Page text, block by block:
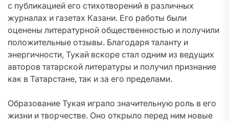
с публикацией его стихотворений в различных
журналах и газетах Казани. Его работы были
оценены литературной общественностью и получили
положительные отзывы. Благодаря таланту и
энергичности, Тукай вскоре стал одним из ведущих
авторов татарской литературы и получил признание
как в Татарстане, так и за его пределами.
Образование Тукая играло значительную роль в его
жизни и творчестве. Оно открыло перед ним новые